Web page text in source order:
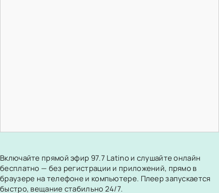
Включайте прямой эфир 97.7 Latino и слушайте онлайн
бесплатно — без регистрации и приложений, прямо в
браузере на телефоне и компьютере. Плеер запускается
быстро, вещание стабильно 24/7.